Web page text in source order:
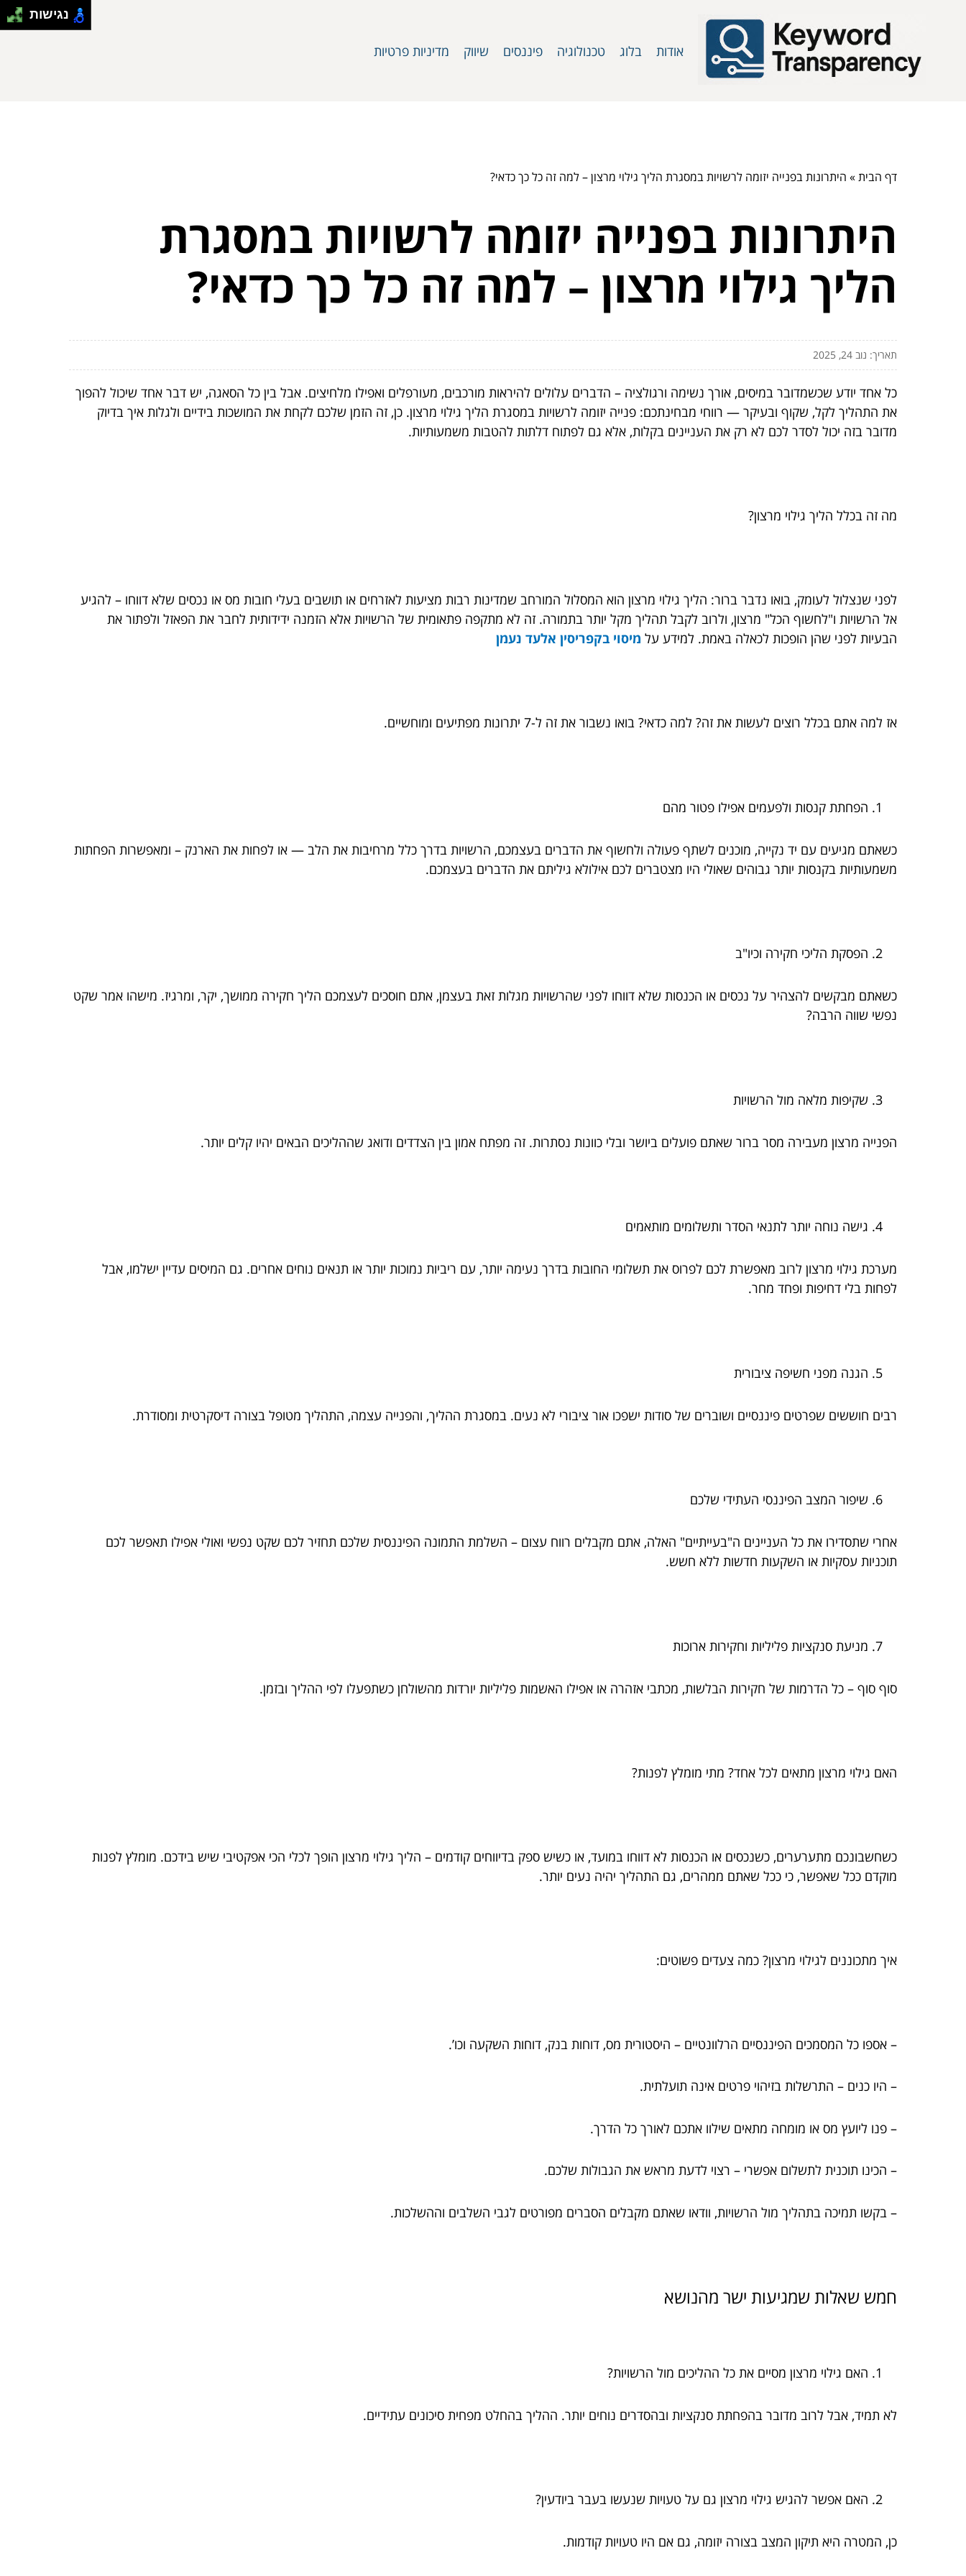
אודות בלוג טכנולוגיה פיננסים שיווק מדיניות פרטיות
דף הבית» היתרונות בפנייה יזומה לרשויות במסגרת הליך גילוי מרצון – למה זה כל כך כדאי?
היתרונות בפנייה יזומה לרשויות במסגרת
הליך גילוי מרצון – למה זה כל כך כדאי?
תאריך: נוב 24, 2025
כל אחד יודע שכשמדובר במיסים, אורך נשימה ורגולציה – הדברים עלולים להיראות מורכבים, מעורפלים ואפילו מלחיצים. אבל בין כל הסאגה, יש דבר אחד שיכול להפוך
את התהליך לקל, שקוף ובעיקר — רווחי מבחינתכם: פנייה יזומה לרשויות במסגרת הליך גילוי מרצון. כן, זה הזמן שלכם לקחת את המושכות בידיים ולגלות איך בדיוק
מדובר בזה יכול לסדר לכם לא רק את העניינים בקלות, אלא גם לפתוח דלתות להטבות משמעותיות.
מה זה בכלל הליך גילוי מרצון?
לפני שנצלול לעומק, בואו נדבר ברור: הליך גילוי מרצון הוא המסלול המורחב שמדינות רבות מציעות לאזרחים או תושבים בעלי חובות מס או נכסים שלא דווחו – להגיע
אל הרשויות ו"לחשוף הכל" מרצון, ולרוב לקבל תהליך מקל יותר בתמורה. זה לא מתקפה פתאומית של הרשויות אלא הזמנה ידידותית לחבר את הפאזל ולפתור את
הבעיות לפני שהן הופכות לכאלה באמת. למידע על מיסוי בקפריסין אלעד נעמן
אז למה אתם בכלל רוצים לעשות את זה? למה כדאי? בואו נשבור את זה ל-7 יתרונות מפתיעים ומוחשיים.
הפחתת קנסות ולפעמים אפילו פטור מהם
כשאתם מגיעים עם יד נקייה, מוכנים לשתף פעולה ולחשוף את הדברים בעצמכם, הרשויות בדרך כלל מרחיבות את הלב — או לפחות את הארנק – ומאפשרות הפחתות
משמעותיות בקנסות יותר גבוהים שאולי היו מצטברים לכם אילולא גיליתם את הדברים בעצמכם.
הפסקת הליכי חקירה וכיו"ב
כשאתם מבקשים להצהיר על נכסים או הכנסות שלא דווחו לפני שהרשויות מגלות זאת בעצמן, אתם חוסכים לעצמכם הליך חקירה ממושך, יקר, ומרגיז. מישהו אמר שקט
נפשי שווה הרבה?
שקיפות מלאה מול הרשויות
הפנייה מרצון מעבירה מסר ברור שאתם פועלים ביושר ובלי כוונות נסתרות. זה מפתח אמון בין הצדדים ודואג שההליכים הבאים יהיו קלים יותר.
גישה נוחה יותר לתנאי הסדר ותשלומים מותאמים
מערכת גילוי מרצון לרוב מאפשרת לכם לפרוס את תשלומי החובות בדרך נעימה יותר, עם ריביות נמוכות יותר או תנאים נוחים אחרים. גם המיסים עדיין ישלמו, אבל
לפחות בלי דחיפות ופחד מחר.
הגנה מפני חשיפה ציבורית
רבים חוששים שפרטים פיננסיים ושוברים של סודות ישפכו אור ציבורי לא נעים. במסגרת ההליך, והפנייה עצמה, התהליך מטופל בצורה דיסקרטית ומסודרת.
שיפור המצב הפיננסי העתידי שלכם
אחרי שתסדירו את כל העניינים ה"בעייתיים" האלה, אתם מקבלים רווח עצום – השלמת התמונה הפיננסית שלכם תחזיר לכם שקט נפשי ואולי אפילו תאפשר לכם
תוכניות עסקיות או השקעות חדשות ללא חשש.
מניעת סנקציות פליליות וחקירות ארוכות
סוף סוף – כל הדרמות של חקירות הבלשות, מכתבי אזהרה או אפילו האשמות פליליות יורדות מהשולחן כשתפעלו לפי ההליך ובזמן.
האם גילוי מרצון מתאים לכל אחד? מתי מומלץ לפנות?
כשחשבונכם מתערערים, כשנכסים או הכנסות לא דווחו במועד, או כשיש ספק בדיווחים קודמים – הליך גילוי מרצון הופך לכלי הכי אפקטיבי שיש בידכם. מומלץ לפנות
מוקדם ככל שאפשר, כי ככל שאתם ממהרים, גם התהליך יהיה נעים יותר.
איך מתכוננים לגילוי מרצון? כמה צעדים פשוטים:
– אספו כל המסמכים הפיננסיים הרלוונטיים – היסטורית מס, דוחות בנק, דוחות השקעה וכו’.
– היו כנים – התרשלות בזיהוי פרטים אינה תועלתית.
– פנו ליועץ מס או מומחה מתאים שילוו אתכם לאורך כל הדרך.
– הכינו תוכנית לתשלום אפשרי – רצוי לדעת מראש את הגבולות שלכם.
– בקשו תמיכה בתהליך מול הרשויות, וודאו שאתם מקבלים הסברים מפורטים לגבי השלבים וההשלכות.
חמש שאלות שמגיעות ישר מהנושא
האם גילוי מרצון מסיים את כל ההליכים מול הרשויות?
לא תמיד, אבל לרוב מדובר בהפחתת סנקציות ובהסדרים נוחים יותר. ההליך בהחלט מפחית סיכונים עתידיים.
האם אפשר להגיש גילוי מרצון גם על טעויות שנעשו בעבר ביודעין?
כן, המטרה היא תיקון המצב בצורה יזומה, גם אם היו טעויות קודמות.
נגישות